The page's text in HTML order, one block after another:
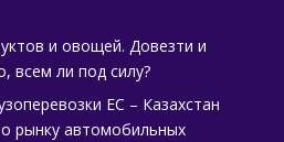
и овощей. Довезти и
всем ли под силу?
ЕС – Казахстан
рынку автомобильных